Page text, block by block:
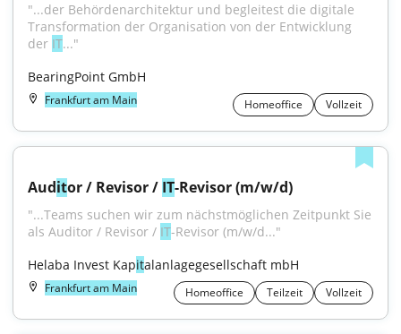
"...der Behördenarchitektur und begleitest die digitale
Transformation der Organisation von der Entwicklung
der IT..."
BearingPoint GmbH
Frankfurt am Main Homeoffice Vollzeit
Auditor / Revisor / IT-Revisor (m/w/d)
"...Teams suchen wir zum nächstmöglichen Zeitpunkt Sie
als Auditor / Revisor / IT-Revisor (m/w/d..."
Helaba Invest Kapitalanlagegesellschaft mbH
Frankfurt am Main Homeoffice Teilzeit Vollzeit